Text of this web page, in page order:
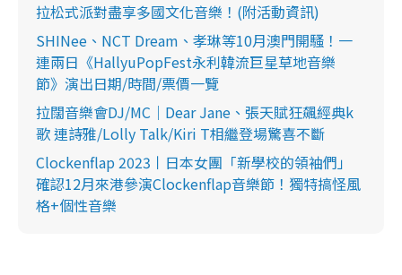
拉松式派對盡享多國文化音樂！(附活動資訊)
SHINee、NCT Dream、孝琳等10月澳門開騷！一
連兩日《HallyuPopFest永利韓流巨星草地音樂
節》演出日期/時間/票價一覽
拉闊音樂會DJ/MC｜Dear Jane、張天賦狂飆經典k
歌 連詩雅/Lolly Talk/Kiri T相繼登場驚喜不斷
Clockenflap 2023丨日本女團「新學校的領袖們」
確認12月來港參演Clockenflap音樂節！獨特搞怪風
格+個性音樂